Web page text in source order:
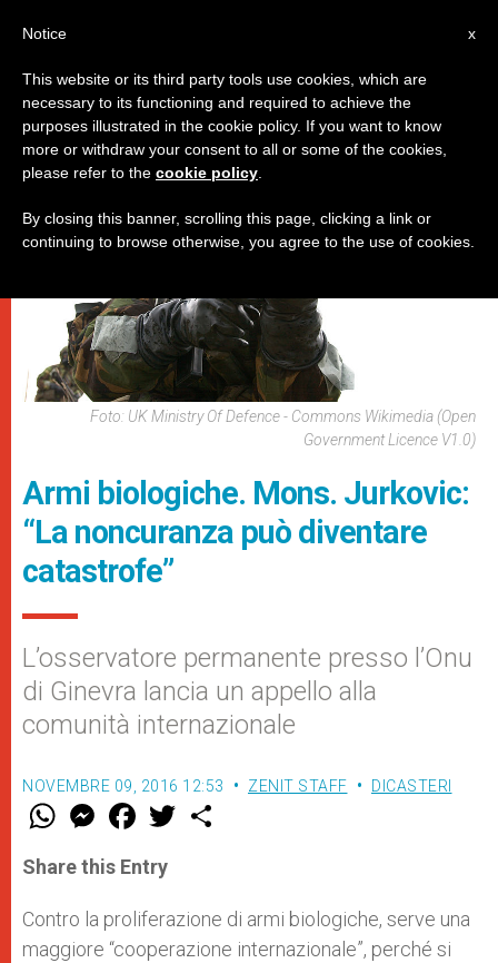
DICASTERI
Foto: UK Ministry Of Defence - Commons Wikimedia (Open
Government Licence V1.0)
Armi biologiche. Mons. Jurkovic:
“La noncuranza può diventare
catastrofe”
L’osservatore permanente presso l’Onu
di Ginevra lancia un appello alla
comunità internazionale
NOVEMBRE 09, 2016 12:53 ZENIT STAFF DICASTERI
W
t
s
p
p
M
e
s
e
g
e
r
F
a
e
b
o
k
w
r
Share this Entry
Contro la proliferazione di armi biologiche, serve una
maggiore “cooperazione internazionale”, perché si
x
Notice
This website or its third party tools use cookies, which are
necessary to its functioning and required to achieve the
purposes illustrated in the cookie policy. If you want to know
more or withdraw your consent to all or some of the cookies,
please refer to the cookie policy
By closing this banner, scrolling this page, clicking a link or
continuing to browse otherwise, you agree to the use of cookies.